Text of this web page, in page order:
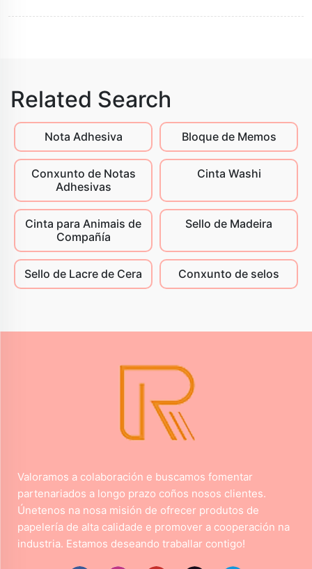
Related Search
Nota Adhesiva Bloque de Memos
Conxunto de Notas
Adhesivas
Cinta Washi
Cinta para Animais de
Compañía
Sello de Madeira
Sello de Lacre de Cera Conxunto de selos
Valoramos a colaboración e buscamos fomentar
partenariados a longo prazo coños nosos clientes.
Únetenos na nosa misión de ofrecer produtos de
papelería de alta calidade e promover a cooperación na
industria. Estamos deseando traballar contigo!